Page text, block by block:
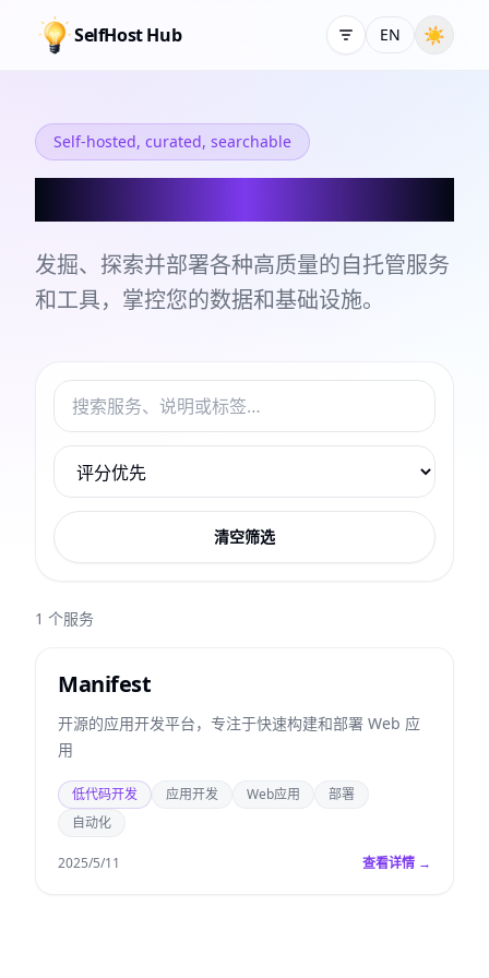
SelfHost Hub EN ☀
Self-hosted, curated, searchable
发掘、探索并部署各种高质量的自托管服务
和工具，掌控您的数据和基础设施。
清空筛选
1 个服务
Manifest
开源的应用开发平台，专注于快速构建和部署 Web 应
用
低代码开发 应用开发 Web应用
部署
自动化
2025/5/11 查看详情 →